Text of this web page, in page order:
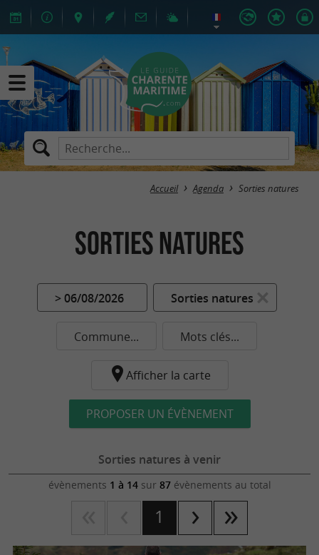
Accueil Agenda Sorties natures
Sorties natures
> 06/08/2026 Sorties natures
Commune... Mots clés...
Afficher la carte
PROPOSER UN ÉVÈNEMENT
Sorties natures à venir
évènements 1 à 14sur 87évènements au total
1